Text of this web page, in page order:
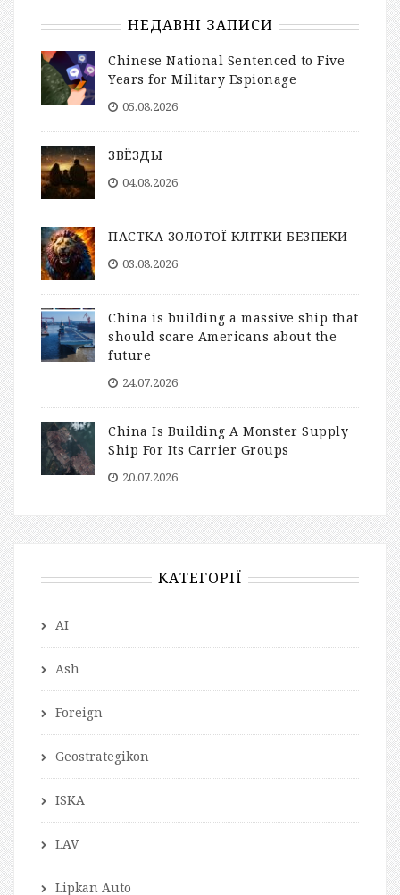
НЕДАВНІ ЗАПИСИ
Chinese National Sentenced to Five
Years for Military Espionage
05.08.2026
ЗВЁЗДЫ
04.08.2026
ПАСТКА ЗОЛОТОЇ КЛІТКИ БЕЗПЕКИ
03.08.2026
China is building a massive ship that
should scare Americans about the
future
24.07.2026
China Is Building A Monster Supply
Ship For Its Carrier Groups
20.07.2026
КАТЕГОРІЇ
AI
Ash
Foreign
Geostrategikon
ISKA
LAV
Lipkan Auto